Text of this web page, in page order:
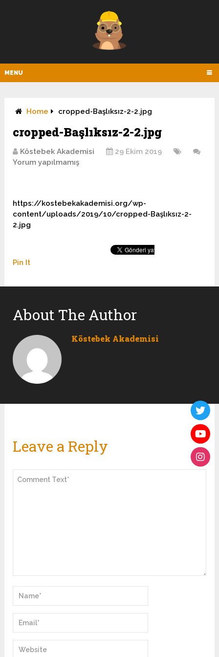
MENU
Home cropped-Başlıksız-2-2.jpg
cropped-Başlıksız-2-2.jpg
Köstebek Akademisi
29 Ekim 2019
Yorum yapılmamış
https://kostebekakademisi.org/wp-
content/uploads/2019/10/cropped-Başlıksız-2-
2.jpg
Pin It
About The Author
Köstebek Akademisi
Leave a Reply